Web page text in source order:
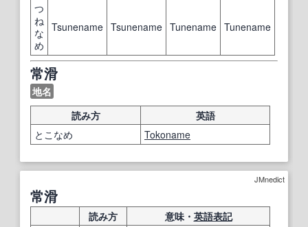
つ
ね
な
め
Tsunename Tsunename Tunename Tunename
常滑
地名
読み方
英語
とこなめ
Tokoname
JMnedict
常滑
読み方 意味・ 英語表記